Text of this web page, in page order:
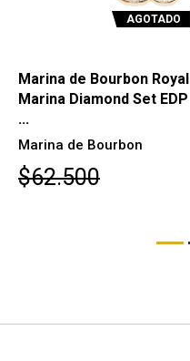
AGOTADO
Marina de Bourbon Royal
Marina Diamond Set EDP
...
Marina de Bourbon
$62.500